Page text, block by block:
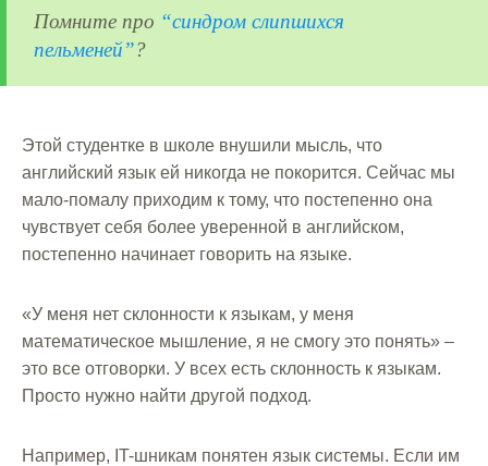
Помните про “синдром слипшихся
пельменей”?
Этой студентке в школе внушили мысль, что
английский язык ей никогда не покорится. Сейчас мы
мало-помалу приходим к тому, что постепенно она
чувствует себя более уверенной в английском,
постепенно начинает говорить на языке.
«У меня нет склонности к языкам, у меня
математическое мышление, я не смогу это понять» –
это все отговорки. У всех есть склонность к языкам.
Просто нужно найти другой подход.
Например, IT-шникам понятен язык системы. Если им